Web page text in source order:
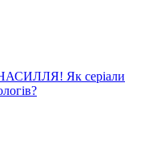
Як серіали